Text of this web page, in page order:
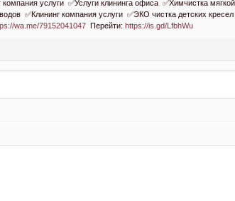
услуги ✅Услуги клининга офиса ✅Химчистка
✅Клининг компания услуги ✅ЭКО чистка детских кресел
wa.me/79152041047 Перейти:https://is.gd/LfbhWu